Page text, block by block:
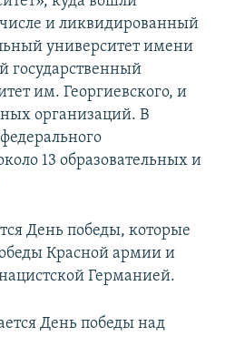
числе и ликвидированный
университет имени
государственный
им. Георгиевского, и
организаций. В
13 образовательных и
День победы, которые
Красной армии и
Германией.
День победы над